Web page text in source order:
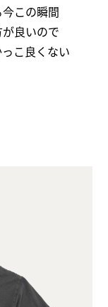
この瞬間
良いので
こ良くない